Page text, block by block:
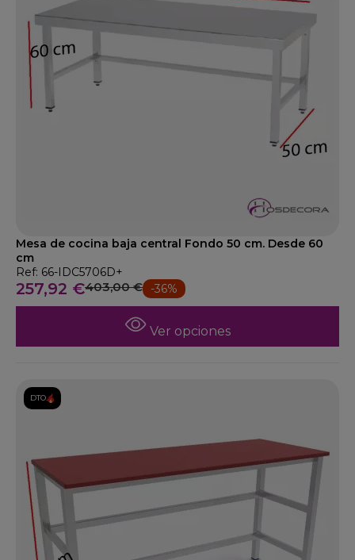
Mesa de cocina baja central Fondo 50 cm. Desde 60
cm
Ref: 66-IDC5706D+
257,92 €403,00 € -36%
Ver opciones
DTO.